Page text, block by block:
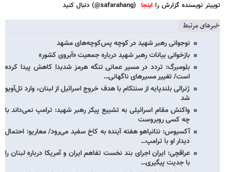
توییتر نویسنده گزارش را اینجا (safarahang@) دنبال کنید
خبرهای مرتبط
نوجوانی رهبر شهید در کوچه پس‌کوچه‌های مشهد
بازخوانی بیانات رهبر شهید درباره جمعیت «آبروی کشور»
بلومبرگ: تردد در مسیر عمانی تنگه هرمز شدیدا کاهش پیدا کرده
است/ تغییر مسیرهای ناگهانی…
ژنرالی بلندپایه از سنتکام با هدف خروج اسرائیل از لبنان، وارد تل‌آویو
شد
واکنش مقام اسرائیلی به تشییع پیکر رهبر شهید: ترامپ نمی‌داند با
چه کسی روبروست
آکسیوس: نتانیاهو هفته آینده به کاخ سفید می‌رود/ معاریو: احتمال
دیدار او با ترامپ…
عراقچی: ایران اجرای بند نخست تفاهم ایران و آمریکا درباره لبنان را
با جدیت پیگیری…